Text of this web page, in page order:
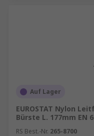
Auf Lager
EUROSTAT Nylon
Bürste L. 177mm EN
RS Best.-Nr. 265-8700